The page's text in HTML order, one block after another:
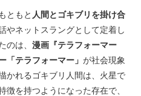
ともと 人間とゴキブリを掛け合
やネットスラングとして定着し
のは、 漫画『テラフォーマー
「テラフォーマー」 が社会現象
かれるゴキブリ人間は、火星で
を持つようになった存在で、